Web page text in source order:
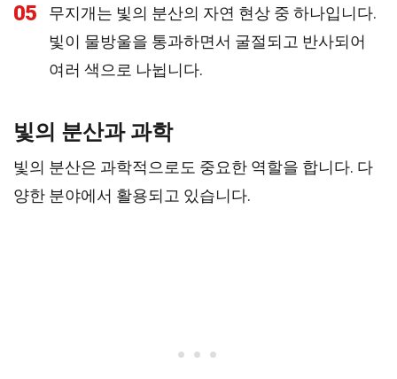
05
무지개는 빛의 분산의 자연 현상 중 하나입니다.
빛이 물방울을 통과하면서 굴절되고 반사되어
여러 색으로 나뉩니다.
빛의 분산과 과학
빛의 분산은 과학적으로도 중요한 역할을 합니다. 다
양한 분야에서 활용되고 있습니다.